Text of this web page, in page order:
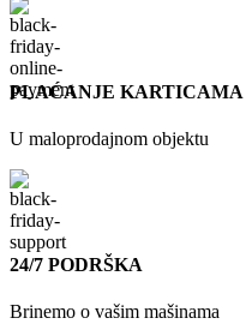
PLAĆANJE KARTICAMA
U maloprodajnom objektu
24/7 PODRŠKA
Brinemo o vašim mašinama